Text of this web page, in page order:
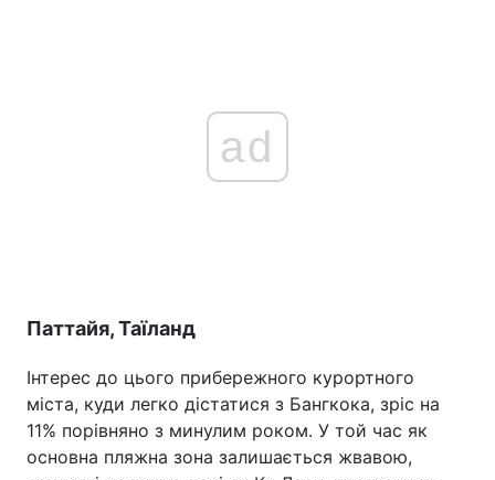
ad
Паттайя, Таїланд
Інтерес до цього прибережного курортного
міста, куди легко дістатися з Бангкока, зріс на
11% порівняно з минулим роком. У той час як
основна пляжна зона залишається жвавою,